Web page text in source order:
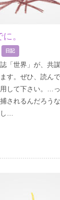
。
日記
「世界」が、共
す。ぜひ、読ん
して下さい。…
されるんだろう
…